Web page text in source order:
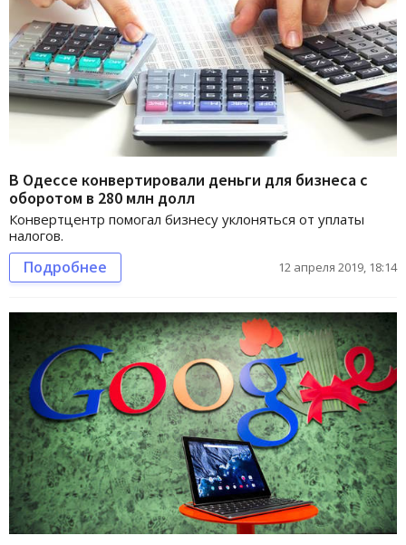
В Одессе конвертировали деньги для бизнеса с
оборотом в 280 млн долл
Конвертцентр помогал бизнесу уклоняться от уплаты
налогов.
Подробнее 12 апреля 2019, 18:14